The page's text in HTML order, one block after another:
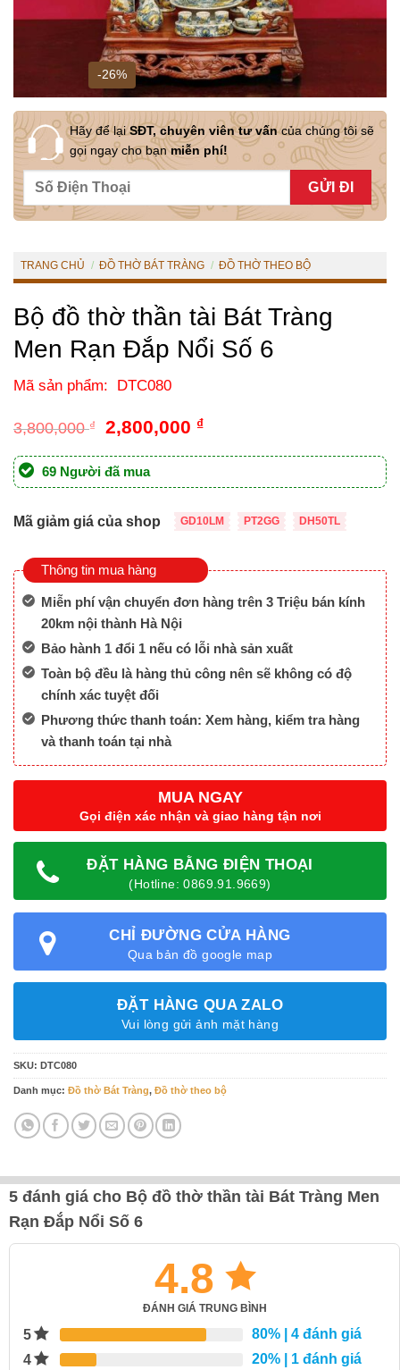
-26%
Hãy để lạiSĐT, chuyên viên tư vấncủa chúng tôi sẽ
gọi ngay cho bạnmiễn phí!
TRANG CHỦ / ĐỒ THỜ BÁT TRÀNG / ĐỒ THỜ THEO BỘ
Bộ đồ thờ thần tài Bát Tràng
Men Rạn Đắp Nổi Số 6
Mã sản phẩm: DTC080
3,800,000₫
Giá
là:
3,800,000 ₫.
2,800,000 ₫Giá
tại
là:
69 Người đã mua
Mã giảm giá của shop GD10LM PT2GG DH50TL
Thông tin mua hàng
Miễn phí vận chuyển đơn hàng trên 3 Triệu bán kính
20km nội thành Hà Nội
Bảo hành 1 đổi 1 nếu có lỗi nhà sản xuất
Toàn bộ đều là hàng thủ công nên sẽ không có độ
chính xác tuyệt đối
Phương thức thanh toán: Xem hàng, kiểm tra hàng
và thanh toán tại nhà
MUA NGAY
Gọi điện xác nhận và giao hàng tận nơi
ĐẶT HÀNG BẰNG ĐIỆN THOẠI
(Hotline: 0869.91.9669)
CHỈ ĐƯỜNG CỬA HÀNG
Qua bản đồ google map
ĐẶT HÀNG QUA ZALO
Vui lòng gửi ảnh mặt hàng
SKU: DTC080
Danh mục: Đồ thờ Bát Tràng, Đồ thờ theo bộ
5 đánh giá cho Bộ đồ thờ thần tài Bát Tràng Men
Rạn Đắp Nổi Số 6
4.8
ĐÁNH GIÁ TRUNG BÌNH
5 80% | 4 đánh giá
4
20% | 1 đánh giá